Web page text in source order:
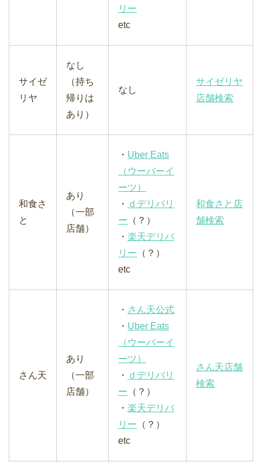
リー
etc
サイゼ
リヤ
なし
（持ち
帰りは
あり）
なし
サイゼリヤ
店舗検索
和食さ
と
あり
（一部
店舗）
・ Uber Eats
（ウーバーイ
ーツ）
・ ｄデリバリ
ー （？）
・ 楽天デリバ
リー （？）
etc
和食さと店
舗検索
さん天
あり
（一部
店舗）
・ さん天公式
・ Uber Eats
（ウーバーイ
ーツ）
・ ｄデリバリ
ー （？）
・ 楽天デリバ
リー （？）
etc
さん天店舗
検索